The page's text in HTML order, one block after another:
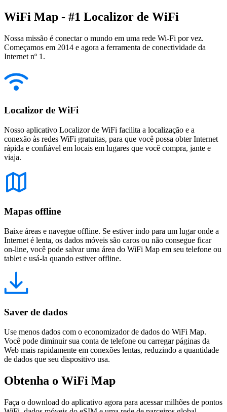
WiFi Map - #1 Localizor de WiFi
Nossa missão é conectar o mundo em uma rede Wi-Fi por vez.
Começamos em 2014 e agora a ferramenta de conectividade da
Internet nº 1.
Localizor de WiFi
Nosso aplicativo Localizor de WiFi facilita a localização e a
conexão às redes WiFi gratuitas, para que você possa obter Internet
rápida e confiável em locais em lugares que você compra, jante e
viaja.
Mapas offline
Baixe áreas e navegue offline. Se estiver indo para um lugar onde a
Internet é lenta, os dados móveis são caros ou não consegue ficar
on-line, você pode salvar uma área do WiFi Map em seu telefone ou
tablet e usá-la quando estiver offline.
Saver de dados
Use menos dados com o economizador de dados do WiFi Map.
Você pode diminuir sua conta de telefone ou carregar páginas da
Web mais rapidamente em conexões lentas, reduzindo a quantidade
de dados que seu dispositivo usa.
Obtenha o WiFi Map
Faça o download do aplicativo agora para acessar milhões de pontos